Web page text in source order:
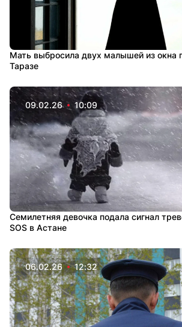
Мать выбросила двух малышей из окна
Таразе
09.02.26 10:09
Семилетняя девочка подала сигнал
SOS в Астане
06.02.26 12:32